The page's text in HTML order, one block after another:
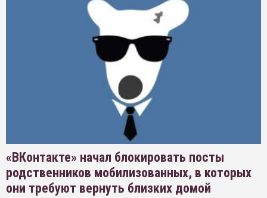
«ВКонтакте» начал блокировать посты
родственников мобилизованных, в которых
они требуют вернуть близких домой